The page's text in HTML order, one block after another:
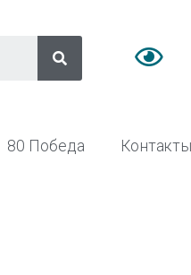
80 Победа Контакты